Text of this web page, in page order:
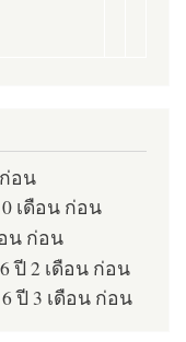
อน
เดือน ก่อน
น ก่อน
6 ปี 2 เดือน ก่อน
6 ปี 3 เดือน ก่อน